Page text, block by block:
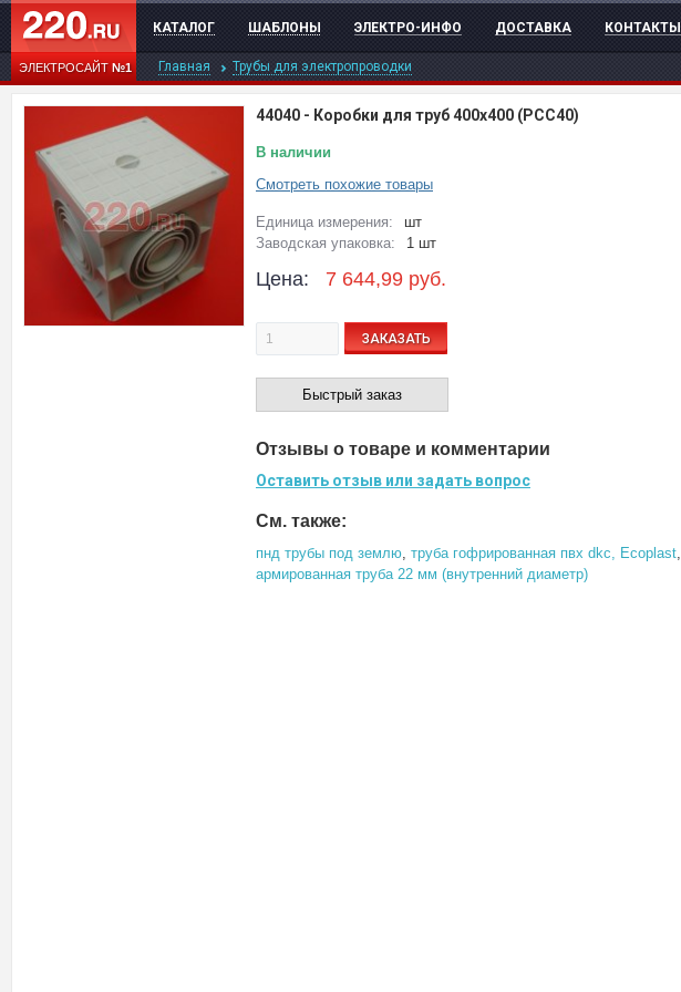
ЭЛЕКТРОСАЙТ№1
КАТАЛОГ ШАБЛОНЫ ЭЛЕКТРО-ИНФО ДОСТАВКА КОНТАКТЫ
Главная Трубы для электропроводки
44040 - Коробки для труб 400х400 (PCC40)
В наличии
Смотреть похожие товары
Единица измерения:
шт
Заводская упаковка:
1 шт
Цена: 7 644,99 руб.
ЗАКАЗАТЬ
Быстрый заказ
Отзывы о товаре и комментарии
Оставить отзыв или задать вопрос
См. также:
пнд трубы под землю, труба гофрированная пвх dkc, Ecoplast,
армированная труба 22 мм (внутренний диаметр)